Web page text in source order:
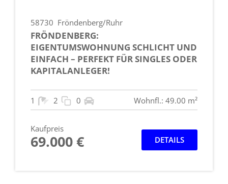
58730 Fröndenberg/Ruhr
FRÖNDENBERG:
EIGENTUMSWOHNUNG SCHLICHT UND
EINFACH – PERFEKT FÜR SINGLES ODER
KAPITALANLEGER!
1 2 0 Wohnfl.: 49.00 m²
Kaufpreis
69.000 € DETAILS